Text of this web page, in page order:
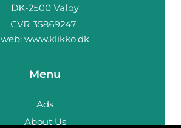
web: www.klikko.dk
Menu
Ads
About Us